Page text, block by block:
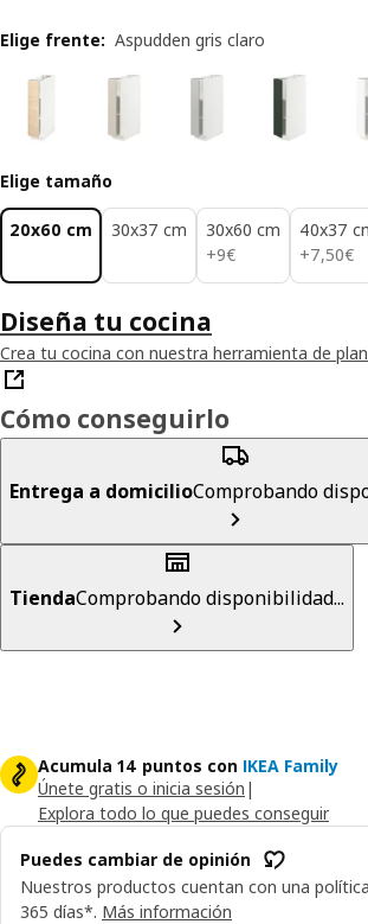
Elige frente: Aspudden gris claro
Elige tamaño
20x60 cm 30x37 cm
30x60 cm
+9€
9€
40x37
+7,50€
7,50€
Diseña tu cocina
Crea tu cocina con nuestra herramienta de
Cómo conseguirlo
Entrega a domicilioComprobando
TiendaComprobando disponibilidad...
Acumula 14 puntos con IKEA Family
Únete gratis o inicia sesión |
Explora todo lo que puedes conseguir
Puedes cambiar de opinión
Nuestros productos cuentan con una
365 días*. Más información